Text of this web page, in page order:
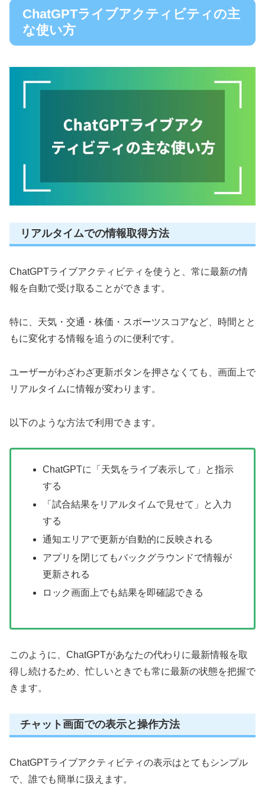
ChatGPTライブアクティビティの主
な使い方
リアルタイムでの情報取得方法
ChatGPTライブアクティビティを使うと、常に最新の情
報を自動で受け取ることができます。
特に、天気・交通・株価・スポーツスコアなど、時間とと
もに変化する情報を追うのに便利です。
ユーザーがわざわざ更新ボタンを押さなくても、画面上で
リアルタイムに情報が変わります。
以下のような方法で利用できます。
ChatGPTに「天気をライブ表示して」と指示
する
「試合結果をリアルタイムで見せて」と入力
する
通知エリアで更新が自動的に反映される
アプリを閉じてもバックグラウンドで情報が
更新される
ロック画面上でも結果を即確認できる
このように、ChatGPTがあなたの代わりに最新情報を取
得し続けるため、忙しいときでも常に最新の状態を把握で
きます。
チャット画面での表示と操作方法
ChatGPTライブアクティビティの表示はとてもシンプル
で、誰でも簡単に扱えます。